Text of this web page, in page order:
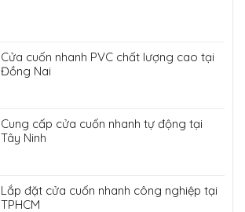
Cửa cuốn nhanh PVC chất lượng cao tại
Đồng Nai
Cung cấp cửa cuốn nhanh tự động tại
Tây Ninh
Lắp đặt cửa cuốn nhanh công nghiệp tại
TPHCM